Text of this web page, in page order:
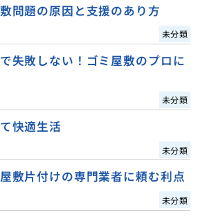
問題の原因と支援のあり方
未分類
失敗しない！ゴミ屋敷のプロに
未分類
快適生活
未分類
敷片付けの専門業者に頼む利点
未分類